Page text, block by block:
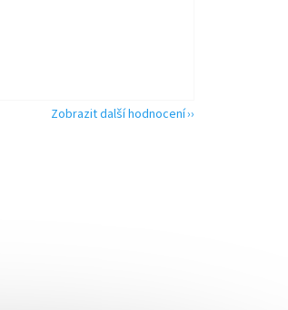
je 5 z 5 hvězdiček.
Zobrazit další hodnocení